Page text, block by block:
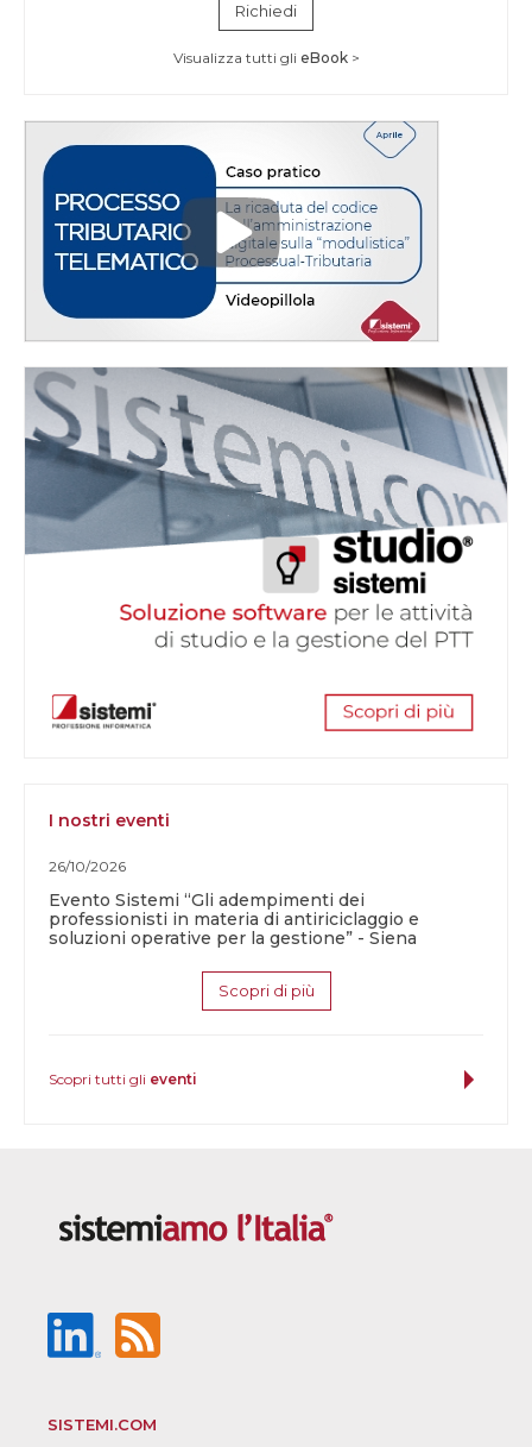
Richiedi
Visualizza tutti gli eBook>
I nostri eventi
26/10/2026
Evento Sistemi “Gli adempimenti dei
professionisti in materia di antiriciclaggio e
soluzioni operative per la gestione” - Siena
Scopri di più
Scopri tutti gli eventi
SISTEMI.COM